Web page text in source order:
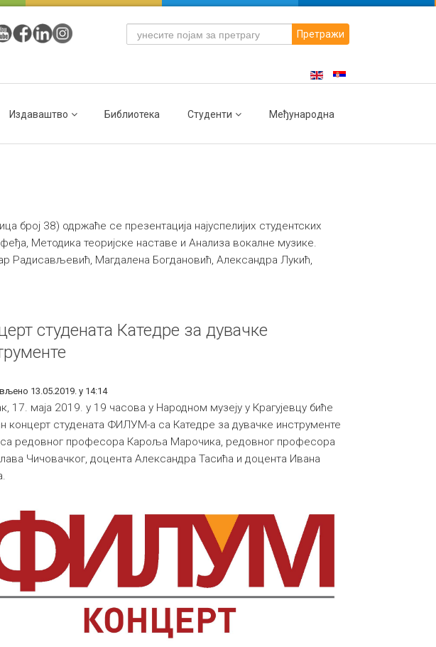
Претражи
Издаваштво Библиотека Студенти Међународна
број 38) одржаће се презентација најуспелијих студентских
Методика теоријске наставе и Анализа вокалне музике.
Радисављевић, Магдалена Богдановић, Александра Лукић,
студената Катедре за дувачке
13.05.2019. у 14:14
17. маја 2019. у 19 часова у Народном музеју у Крагујевцу биће
концерт студената ФИЛУМ-а са Катедре за дувачке инструменте
редовног професора Кароља Марочика, редовног професора
Чичовачког, доцента Александра Тасића и доцента Ивана